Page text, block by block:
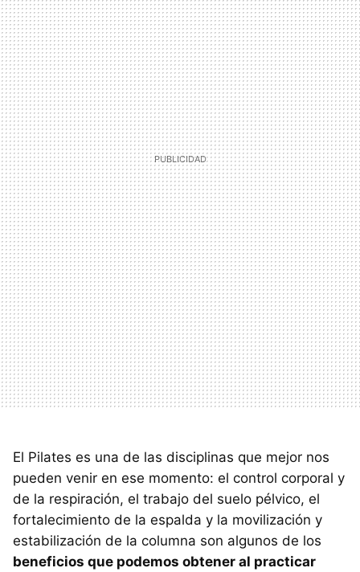
El Pilates es una de las disciplinas que mejor nos
pueden venir en ese momento: el control corporal y
de la respiración, el trabajo del suelo pélvico, el
fortalecimiento de la espalda y la movilización y
estabilización de la columna son algunos de los
beneficios que podemos obtener al practicar